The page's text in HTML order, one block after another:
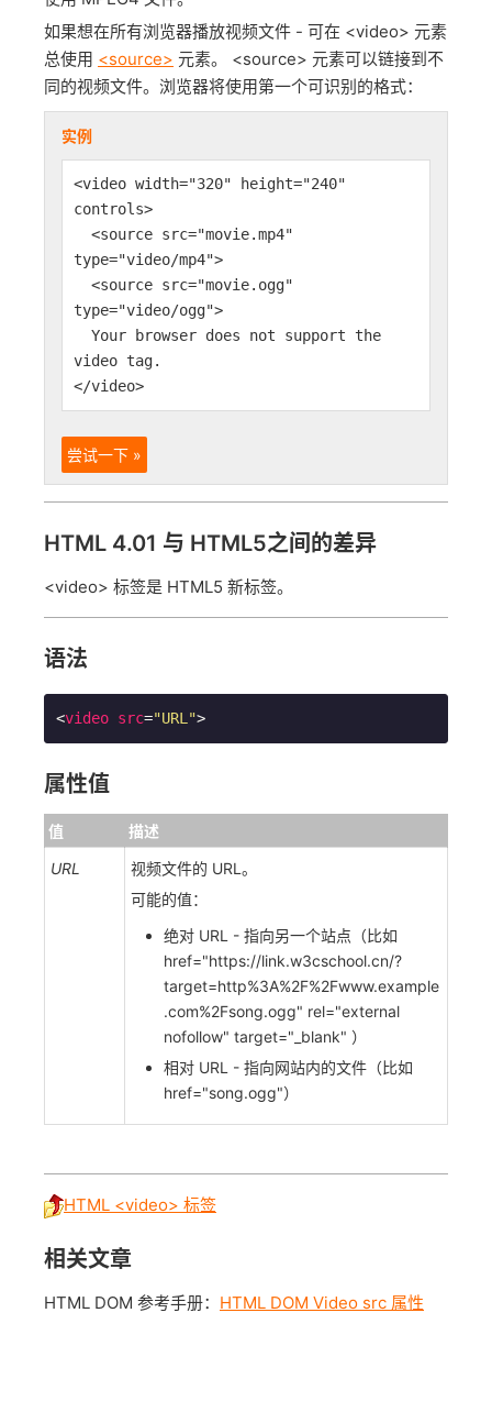
如果想在所有浏览器播放视频文件 - 可在 <video> 元素
总使用 <source> 元素。 <source> 元素可以链接到不
同的视频文件。浏览器将使用第一个可识别的格式：
实例
<video width="320" height="240"
controls>
<source src="movie.mp4"
type="video/mp4">
<source src="movie.ogg"
type="video/ogg">
Your browser does not support the
video tag.
</video>
尝试一下 »
HTML 4.01 与 HTML5之间的差异
<video> 标签是 HTML5 新标签。
语法
<video src="URL">
属性值
值
描述
URL
视频文件的 URL。
可能的值：
绝对 URL - 指向另一个站点（比如
href="https://link.w3cschool.cn/?
target=http%3A%2F%2Fwww.example
.com%2Fsong.ogg" rel="external
nofollow" target="_blank" ）
相对 URL - 指向网站内的文件（比如
href="song.ogg"）
HTML <video> 标签
相关文章
HTML DOM 参考手册： HTML DOM Video src 属性